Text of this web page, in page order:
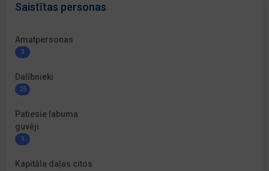
Saistītas personas
Amatpersonas
3
Dalībnieki
25
Patiesie labuma
guvēji
1
Kapitāla daļas citos